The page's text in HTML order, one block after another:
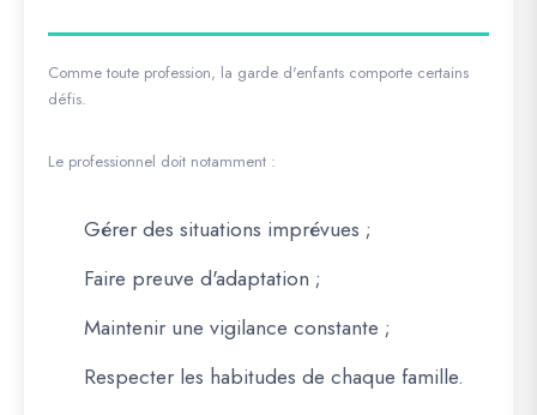
Comme toute profession, la garde d'enfants comporte certains
défis.
Le professionnel doit notamment :
Gérer des situations imprévues ;
Faire preuve d'adaptation ;
Maintenir une vigilance constante ;
Respecter les habitudes de chaque famille.